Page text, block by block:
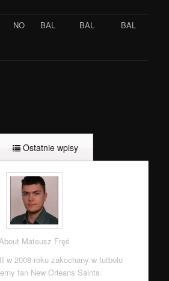
NO BAL BAL BAL
Ostatnie wpisy
About Mateusz Fręś
w 2008 roku zakochany w futbolu
fan New Orleans Saints.